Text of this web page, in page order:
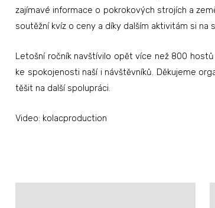
zajímavé informace o pokrokových strojích a
soutěžní kvíz o ceny a díky dalším aktivitám si na
Letošní ročník navštívilo opět více než 800
ke spokojenosti naší i návštěvníků. Děkujeme
těšit na další spolupráci.
Video: kolacproduction